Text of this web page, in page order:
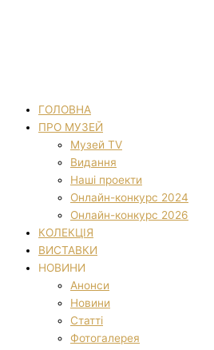
ГОЛОВНА
ПРО МУЗЕЙ
Музей TV
Видання
Наші проекти
Онлайн-конкурс 2024
Онлайн-конкурс 2026
КОЛЕКЦІЯ
ВИСТАВКИ
НОВИНИ
Анонси
Новини
Статті
Фотогалерея